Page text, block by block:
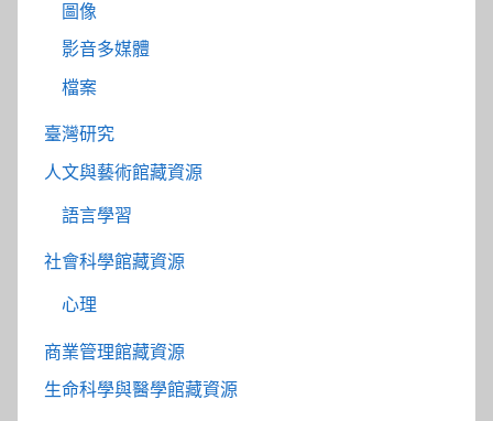
圖像
影音多媒體
檔案
臺灣研究
人文與藝術館藏資源
語言學習
社會科學館藏資源
心理
商業管理館藏資源
生命科學與醫學館藏資源